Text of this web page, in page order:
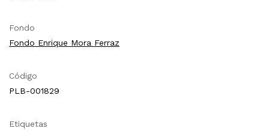
Fondo
Fondo Enrique Mora Ferraz
Código
PLB-001829
Etiquetas